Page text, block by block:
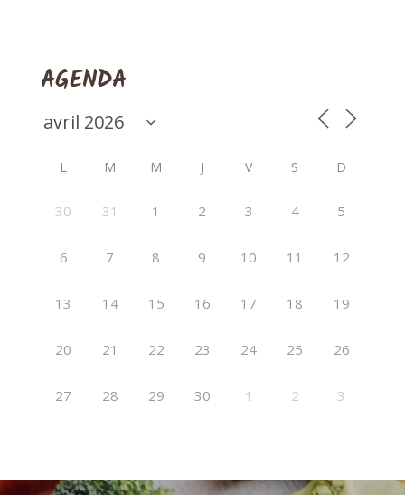
AGENDA
L M M J V S D
30 31 1 2 3 4 5
6 7 8 9 10 11 12
13 14 15 16 17 18 19
20 21 22 23 24 25 26
27 28 29 30 1 2 3